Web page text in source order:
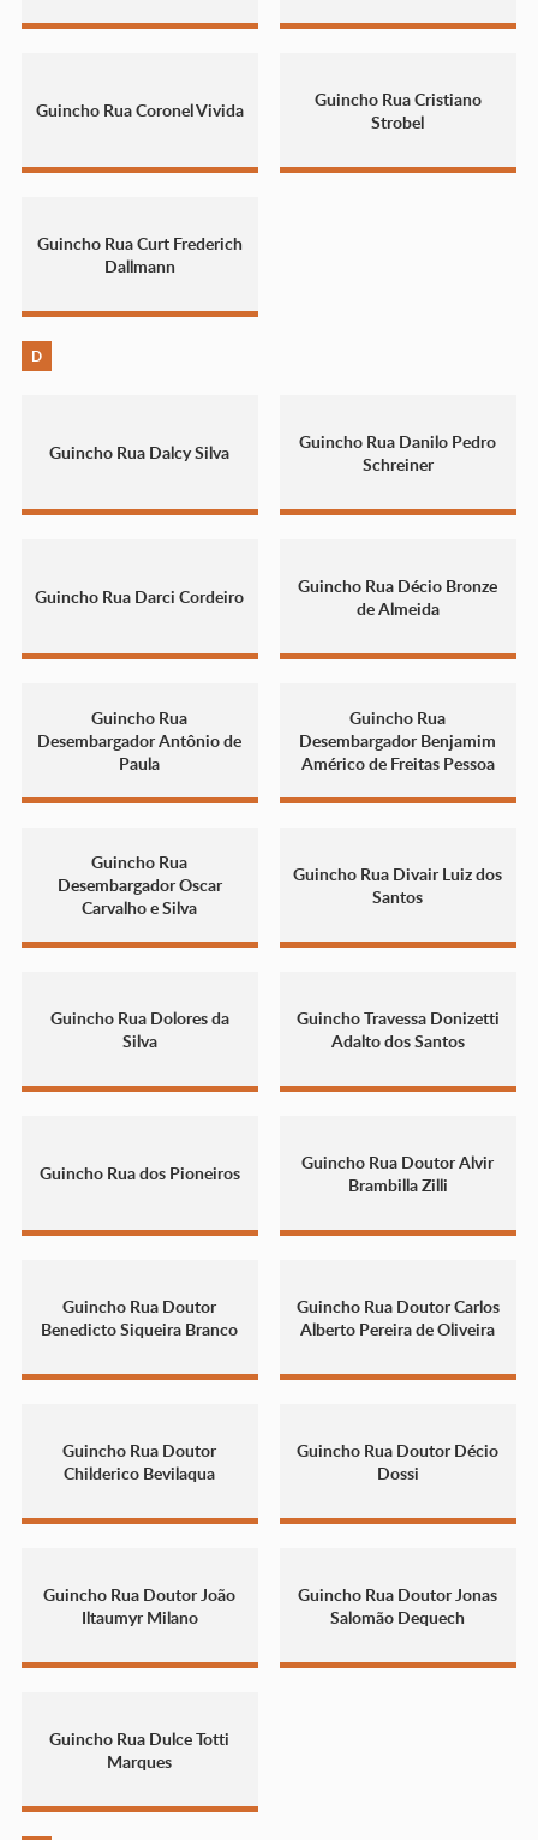
Guincho Rua Coronel Vivida
Guincho Rua Cristiano
Strobel
Guincho Rua Curt Frederich
Dallmann
D
Guincho Rua Dalcy Silva
Guincho Rua Danilo Pedro
Schreiner
Guincho Rua Darci Cordeiro
Guincho Rua Décio Bronze
de Almeida
Guincho Rua
Desembargador Antônio de
Paula
Guincho Rua
Desembargador Benjamim
Américo de Freitas Pessoa
Guincho Rua
Desembargador Oscar
Carvalho e Silva
Guincho Rua Divair Luiz dos
Santos
Guincho Rua Dolores da
Silva
Guincho Travessa Donizetti
Adalto dos Santos
Guincho Rua dos Pioneiros
Guincho Rua Doutor Alvir
Brambilla Zilli
Guincho Rua Doutor
Benedicto Siqueira Branco
Guincho Rua Doutor Carlos
Alberto Pereira de Oliveira
Guincho Rua Doutor
Childerico Bevilaqua
Guincho Rua Doutor Décio
Dossi
Guincho Rua Doutor João
Iltaumyr Milano
Guincho Rua Doutor Jonas
Salomão Dequech
Guincho Rua Dulce Totti
Marques